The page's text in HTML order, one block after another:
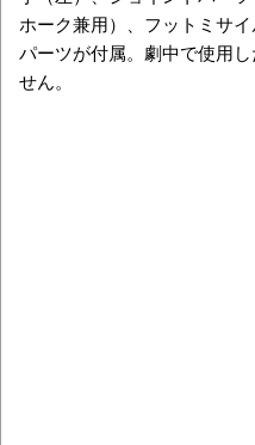
ホーク兼用）、フットミサ
パーツが付属。劇中で使用
せん。